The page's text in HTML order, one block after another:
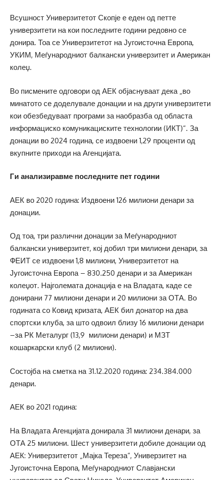
Всушност Универзитетот Скопје е еден од петте
универзитети на кои последните години редовно се
донира. Тоа се Универзитетот на Југоисточна Европа,
УКИМ, Меѓународниот балкански универзитет и Американ
колеџ.
Во писмените одговори од АЕК објаснуваат дека „во
минатото се доделувале донации и на други универзитети
кои обезбедуваат програми за наобразба од областа
информациско комуникациските технологии (ИКТ)“. За
донации во 2024 година, се издвоени 1,29 проценти од
вкупните приходи на Агенцијата.
Ги анализиравме последните пет години
АЕК во 2020 година: Издвоени 126 милиони денари за
донации.
Од тоа, три различни донации за Меѓународниот
балкански универзитет, кој добил три милиони денари, за
ФЕИТ се издвоени 1,8 милиони, Универзитетот на
Југоисточна Европа – 830.250 денари и за Американ
колеџот. Најголемата донација е на Владата, каде се
донирани 77 милиони денари и 20 милиони за ОТА. Во
годината со Ковид кризата, АЕК бил донатор на два
спортски клуба, за што одвоил близу 16 милиони денари
–за РК Металург (13,9 милиони денари) и МЗТ
кошаркарски клуб (2 милиони).
Состојба на сметка на 31.12.2020 година: 234.384.000
денари.
АЕК во 2021 година:
На Владата Агенцијата донирала 31 милиони денари, за
ОТА 25 милиони. Шест универзитети добиле донации од
АЕК: Универзитетот „Мајка Тереза“, Универзитет на
Југоисточна Европа, Меѓународниот Славјански